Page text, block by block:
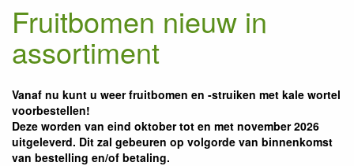
Fruitbomen nieuw in
assortiment
Vanaf nu kunt u weer fruitbomen en -struiken met kale wortel
voorbestellen!
Deze worden van eind oktober tot en met november 2026
uitgeleverd. Dit zal gebeuren op volgorde van binnenkomst
van bestelling en/of betaling.